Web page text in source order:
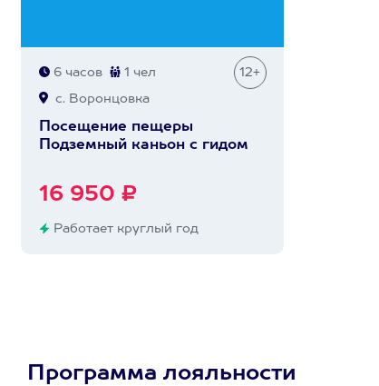
6 часов 1 чел 12+
с. Воронцовка
Посещение пещеры
Подземный каньон с гидом
16 950 ₽
Работает круглый год
Программа лояльности